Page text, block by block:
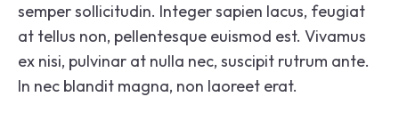
semper sollicitudin. Integer sapien lacus, feugiat
at tellus non, pellentesque euismod est. Vivamus
ex nisi, pulvinar at nulla nec, suscipit rutrum ante.
In nec blandit magna, non laoreet erat.